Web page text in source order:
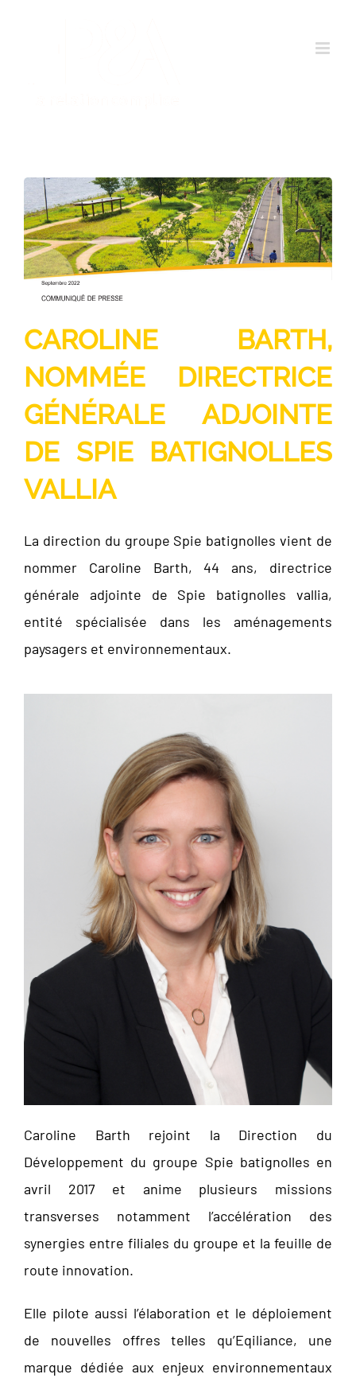
CAROLINE BARTH,
NOMMÉE DIRECTRICE
GÉNÉRALE ADJOINTE
DE SPIE BATIGNOLLES
VALLIA
La direction du groupe Spie batignolles vient de
nommer Caroline Barth, 44 ans, directrice
générale adjointe de Spie batignolles vallia,
entité spécialisée dans les aménagements
paysagers et environnementaux.
Caroline Barth rejoint la Direction du
Développement du groupe Spie batignolles en
avril 2017 et anime plusieurs missions
transverses notamment l’accélération des
synergies entre filiales du groupe et la feuille de
route innovation.
Elle pilote aussi l’élaboration et le déploiement
de nouvelles offres telles qu’Eqiliance, une
marque dédiée aux enjeux environnementaux